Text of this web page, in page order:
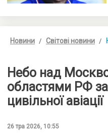
Новини Світові новини
Небо над
областями РФ
цивільної авіації
26 тра 2026, 10:55